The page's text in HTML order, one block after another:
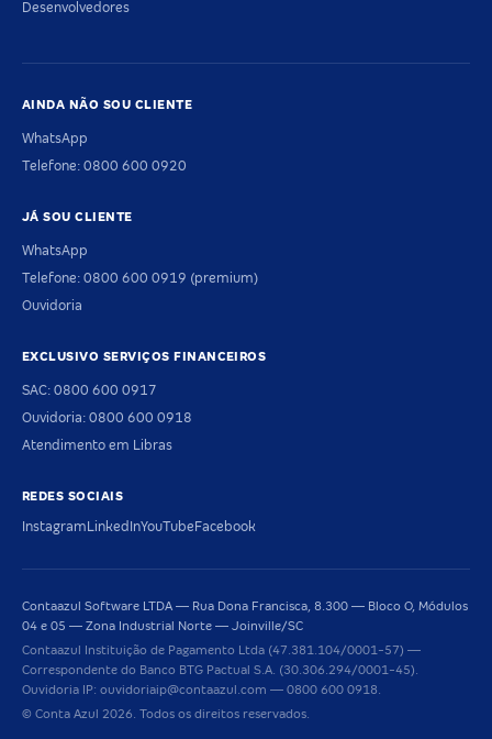
Desenvolvedores
AINDA NÃO SOU CLIENTE
WhatsApp
Telefone: 0800 600 0920
JÁ SOU CLIENTE
WhatsApp
Telefone: 0800 600 0919 (premium)
Ouvidoria
EXCLUSIVO SERVIÇOS FINANCEIROS
SAC: 0800 600 0917
Ouvidoria: 0800 600 0918
Atendimento em Libras
REDES SOCIAIS
InstagramLinkedInYouTubeFacebook
Contaazul Software LTDA — Rua Dona Francisca, 8.300 — Bloco O, Módulos
04 e 05 — Zona Industrial Norte — Joinville/SC
Contaazul Instituição de Pagamento Ltda (47.381.104/0001-57) —
Correspondente do Banco BTG Pactual S.A. (30.306.294/0001-45).
Ouvidoria IP: ouvidoriaip@contaazul.com — 0800 600 0918.
© Conta Azul 2026. Todos os direitos reservados.